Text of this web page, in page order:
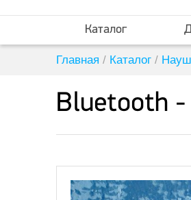
Каталог
Главная / Каталог /
Bluetooth -